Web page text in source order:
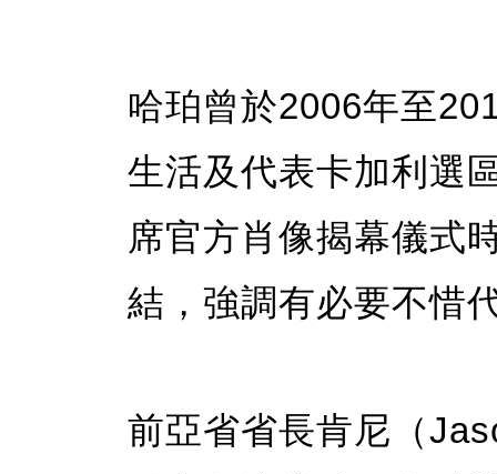
哈珀曾於2006年至
生活及代表卡加利選
席官方肖像揭幕儀式
結，強調有必要不惜
前亞省省長肯尼（